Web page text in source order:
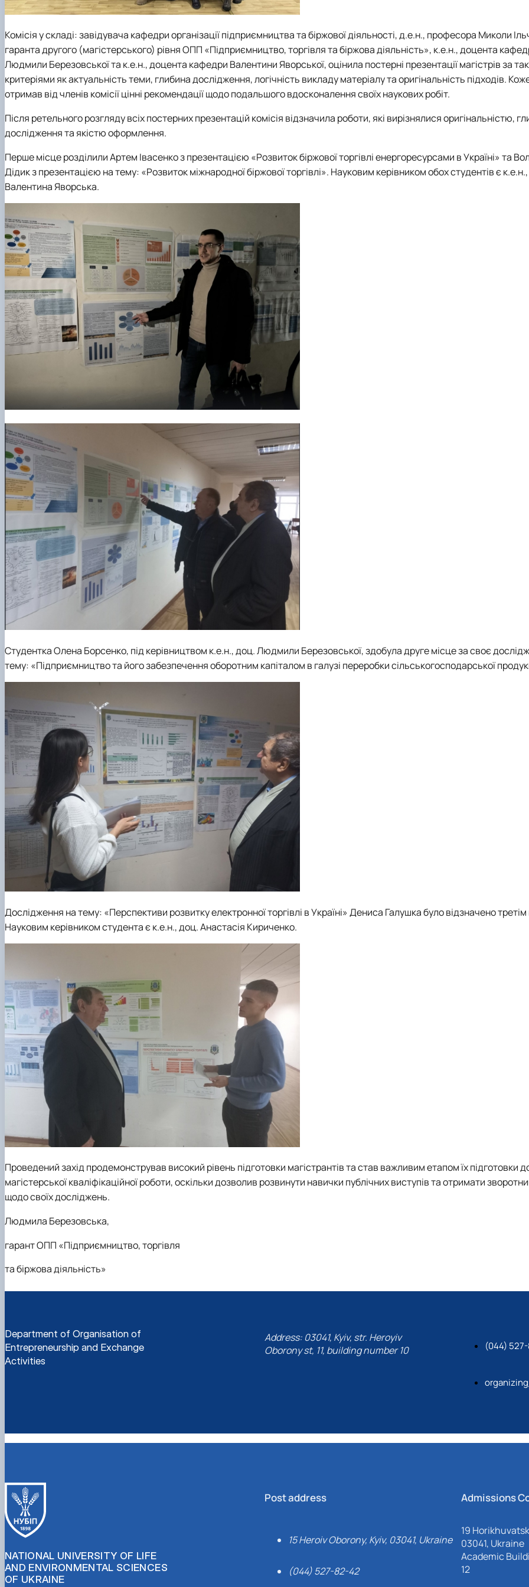
Комісія у складі: завідувача кафедри організації підприємництва та біржової діяльності, д.е.н., професора Миколи
гаранта другого (магістерського) рівня ОПП «Підприємництво, торгівля та біржова діяльність», к.е.н., доцента
Людмили Березовської та к.е.н., доцента кафедри Валентини Яворської, оцінила постерні презентації магістрів за
критеріями як актуальність теми, глибина дослідження, логічність викладу матеріалу та оригінальність підходів.
отримав від членів комісії цінні рекомендації щодо подальшого вдосконалення своїх наукових робіт.
Після ретельного розгляду всіх постерних презентацій комісія відзначила роботи, які вирізнялися оригінальністю,
дослідження та якістю оформлення.
Перше місцерозділили Артем Івасенко з презентацією «Розвиток біржової торгівлі енергоресурсами в Україні» та
Дідик зпрезентацією натему: «Розвиток міжнародної біржової торгівлі». Науковим керівником обох студентів є
Валентина Яворська.
СтуденткаОлена Борсенко, під керівництвом к.е.н., доц. Людмили Березовської, здобула друге місце за своє
тему: «Підприємництво та його забезпечення оборотним капіталом в галузі переробки сільськогосподарської
Дослідження на тему: «Перспективи розвитку електронної торгівлі в Україні» Дениса Галушкабуло відзначено
Науковим керівником студента є к.е.н., доц. Анастасія Кириченко.
Проведений захід продемонстрував високий рівень підготовки магістрантів та став важливим етапом їх підготовки
магістерської кваліфікаційної роботи, оскільки дозволив розвинути навички публічних виступів та отримати
щодо своїх досліджень.
Людмила Березовська,
гарант ОПП «Підприємництво, торгівля
та біржова діяльність»
Department of Organisation of
Entrepreneurship and Exchange
Activities
Address: 03041, Kyiv, str. Heroyiv
Oborony st, 11, building number 10
(044)
NATIONAL UNIVERSITY OF LIFE
AND ENVIRONMENTAL SCIENCES
OF UKRAINE
Post address
15 Heroiv Oborony, Kyiv, 03041, Ukraine
(044) 527-82-42
Admissions
19
03041, Ukraine
Academic
12